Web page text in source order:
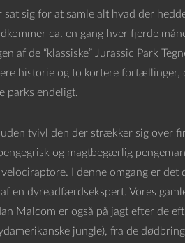
sat sig for at samle alt hvad der
ca. en gang hver fjerde
af de “klassiske” Jurassic Park
historie og to kortere fortællinger,
parks endeligt.
tvivl den der strækker sig over
og magtbegærlig
I denne omgang er det
en dyreadfærdsekspert. Vores
Malcom er også på jagt efter de
jungle), fra de